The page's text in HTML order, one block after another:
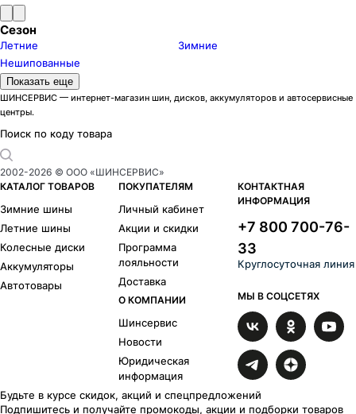
Сезон
Летние
Зимние
Нешипованные
Модели летних шин Continental
ContiSportContact 7 1
Модели зимних шин Continental
ContiWinterContact TS830 P
Шиноразмеры
R20 R21
Бренды
Michelin
Показать еще
ШИНСЕРВИС — интернет-магазин шин, дисков, аккумуляторов и автосервисные
центры.
Поиск по коду товара
2002-2026 © ООО «ШИНСЕРВИС»
КАТАЛОГ ТОВАРОВ
Зимние шины
Летние шины
Колесные диски
Аккумуляторы
Автотовары
ПОКУПАТЕЛЯМ
Личный кабинет
Акции и скидки
Программа
лояльности
Доставка
О КОМПАНИИ
Шинсервис
Новости
Юридическая
информация
КОНТАКТНАЯ
ИНФОРМАЦИЯ
+7 800 700-76-
33
Круглосуточная линия
МЫ В СОЦСЕТЯХ
Будьте в курсе скидок, акций и спецпредложений
Подпишитесь и получайте промокоды, акции и подборки товаров